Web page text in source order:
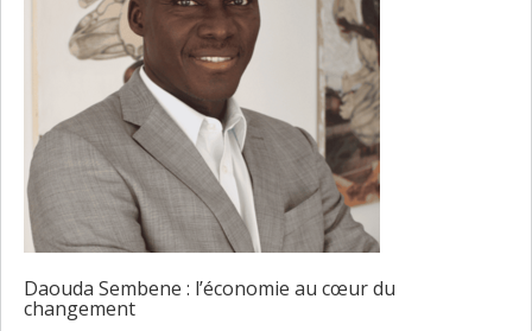
Daouda Sembene : l’économie au cœur du
changement